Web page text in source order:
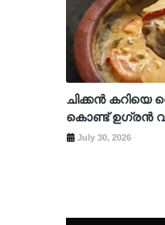
ചിക്കൻ കറിയെ
കൊണ്ട് ഉഗ്രൻ
July 30, 2026